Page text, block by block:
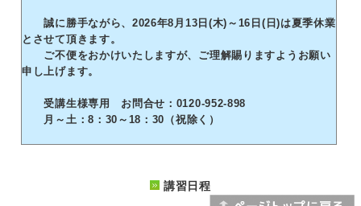
誠に勝手ながら、2026年8月13日(木)～16日(日)は夏季休業
とさせて頂きます。
ご不便をおかけいたしますが、ご理解賜りますようお願い
申し上げます。
受講生様専用 お問合せ：0120-952-898
月～土：8：30～18：30（祝除く）
講習日程